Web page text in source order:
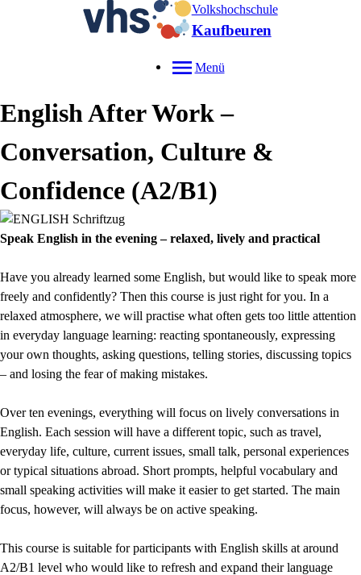
Volkshochschule
Kaufbeuren
Menü
English After Work –
Conversation, Culture &
Confidence (A2/B1)
Speak English in the evening – relaxed, lively and practical
Have you already learned some English, but would like to speak more
freely and confidently? Then this course is just right for you. In a
relaxed atmosphere, we will practise what often gets too little attention
in everyday language learning: reacting spontaneously, expressing
your own thoughts, asking questions, telling stories, discussing topics
– and losing the fear of making mistakes.
Over ten evenings, everything will focus on lively conversations in
English. Each session will have a different topic, such as travel,
everyday life, culture, current issues, small talk, personal experiences
or typical situations abroad. Short prompts, helpful vocabulary and
small speaking activities will make it easier to get started. The main
focus, however, will always be on active speaking.
This course is suitable for participants with English skills at around
A2/B1 level who would like to refresh and expand their language